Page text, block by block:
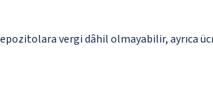
vergi dâhil olmayabilir, ayrıca